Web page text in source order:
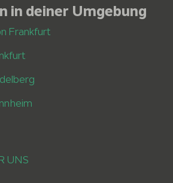
in deiner Umgebung
Frankfurt
UNS